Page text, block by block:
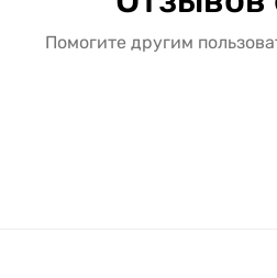
Помогите другим